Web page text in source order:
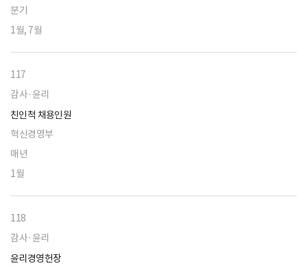
분기
1월, 7월
117
감사·윤리
친인척 채용인원
혁신경영부
매년
1월
118
감사·윤리
윤리경영헌장